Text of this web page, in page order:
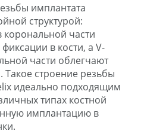
имплантата
структурой:
части
в кости, а V-
части облегчают
строение резьбы
идеально подходящим
типах костной
имплантацию в